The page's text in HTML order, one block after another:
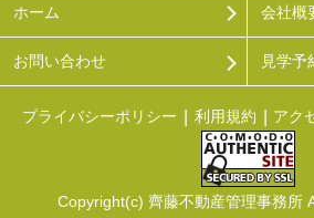
ホーム 会社概
お問い合わせ 見学予
プライバシーポリシー 利用規約 アク
Copyright(c) 齊藤不動産管理事務所